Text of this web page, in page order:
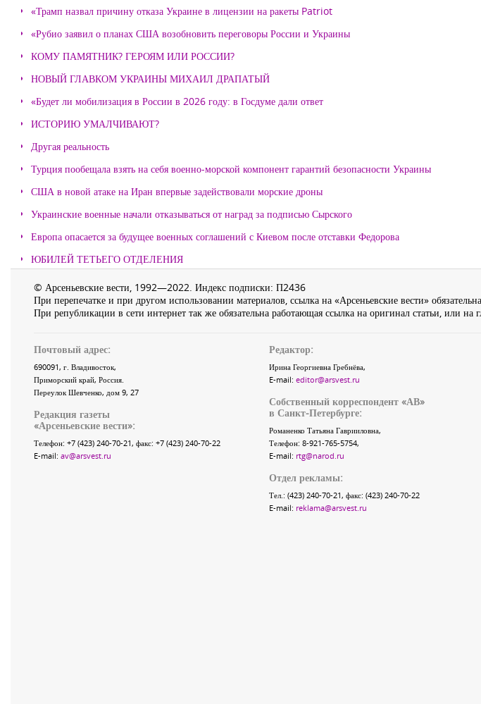
«Трамп назвал причину отказа Украине в лицензии на ракеты Patriot
«Рубио заявил о планах США возобновить переговоры России и Украины
КОМУ ПАМЯТНИК? ГЕРОЯМ ИЛИ РОССИИ?
НОВЫЙ ГЛАВКОМ УКРАИНЫ МИХАИЛ ДРАПАТЫЙ
«Будет ли мобилизация в России в 2026 году: в Госдуме дали ответ
ИСТОРИЮ УМАЛЧИВАЮТ?
Другая реальность
Турция пообещала взять на себя военно-морской компонент гарантий безопасности Украины
США в новой атаке на Иран впервые задействовали морские дроны
Украинские военные начали отказываться от наград за подписью Сырского
Европа опасается за будущее военных соглашений с Киевом после отставки Федорова
ЮБИЛЕЙ ТЕТЬЕГО ОТДЕЛЕНИЯ
© Арсеньевские вести, 1992—2022. Индекс подписки: П2436
При перепечатке и при другом использовании материалов, ссылка на «Арсеньевские вести»
При републикации в сети интернет так же обязательна работающая ссылка на оригинал статьи, или на
Почтовый адрес:
690091, г. Владивосток,
Приморский край, Россия.
Переулок Шевченко, дом 9, 27
Редакция газеты
«Арсеньевские вести»:
Телефон: +7 (423) 240-70-21, факс: +7 (423) 240-70-22
E-mail: av@arsvest.ru
Редактор:
Ирина Георгиевна Гребнёва,
E-mail: editor@arsvest.ru
Собственный корреспондент «АВ»
в Санкт-Петербурге:
Романенко Татьяна Гаврииловна,
Телефон: 8-921-765-5754,
E-mail: rtg@narod.ru
Отдел рекламы:
Тел.: (423) 240-70-21, факс: (423) 240-70-22
E-mail: reklama@arsvest.ru